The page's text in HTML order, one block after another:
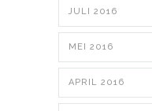
JULI 2016
MEI 2016
APRIL 2016